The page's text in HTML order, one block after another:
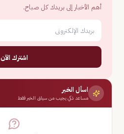
أهم الأخبار إلى بريدك كل صباح.
اشترك الآن
اسأل الخبر
مساعد ذكي يجيب من سياق الخبر فقط